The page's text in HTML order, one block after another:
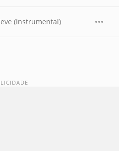
(Instrumental)